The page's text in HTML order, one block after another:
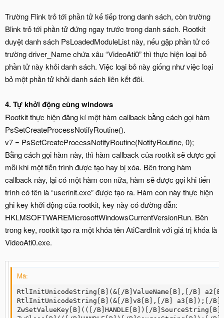
Trường Flink trỏ tới phần tử kế tiếp trong danh sách, còn trường
Blink trỏ tới phần tử đứng ngay trước trong danh sách. Rootkit
duyệt danh sách PsLoadedModuleList này, nếu gặp phần tử có
trường driver_Name chứa xâu “VideoAti0” thì thực hiện loại bỏ
phần tử này khỏi danh sách. Việc loại bỏ này giống như việc loại
bỏ một phần tử khỏi danh sách liên kết đôi.
4. Tự khởi động cùng windows
Rootkit thực hiện đăng kí một hàm callback bằng cách gọi hàm
PsSetCreateProcessNotifyRoutine().
v7 = PsSetCreateProcessNotifyRoutine(NotifyRoutine, 0);
Bằng cách gọi hàm này, thì hàm callback của rootkit sẽ được gọi
mỗi khi một tiến trình được tạo hay bị xóa. Bên trong hàm
callback này, lại có một hàm con nữa, hàm sẽ được gọi khi tiến
trình có tên là “userinit.exe” được tạo ra. Hàm con này thực hiện
ghi key khởi động của rootkit, key này có đường dẫn:
HKLMSOFTWAREMicrosoftWindowsCurrentVersionRun. Bên
trong key, rootkit tạo ra một khóa tên AtiCardInit với giá trị khóa là
VideoAti0.exe.
Mã:
RtlInitUnicodeString[B](&[/B]ValueName[B],[/B]
RtlInitUnicodeString[B](&[/B]v8[B],[/B] a3[B]);[/B]
ZwSetValueKey[B](([/B]HANDLE[B])[/